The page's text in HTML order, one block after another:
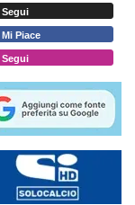
Segui
Mi Piace
Segui